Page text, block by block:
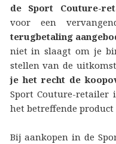
de Sport Couture-
voor een
terugbetaling
niet in slaagt om je
stellen van de
je het recht de
Sport Couture-
het betreffende
Bij aankopen in de